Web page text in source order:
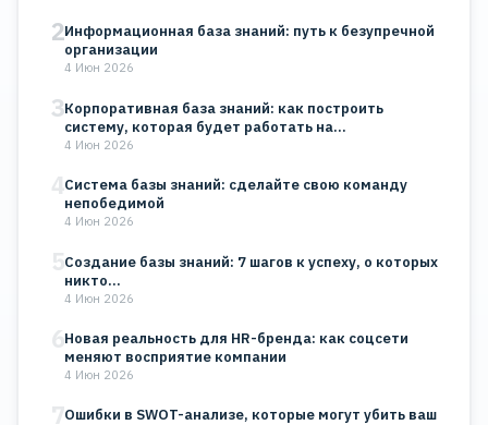
2Информационная база знаний: путь к безупречной
организации
4 Июн 2026
3Корпоративная база знаний: как построить
систему, которая будет работать на…
4 Июн 2026
4Система базы знаний: сделайте свою команду
непобедимой
4 Июн 2026
5Создание базы знаний: 7 шагов к успеху, о которых
никто…
4 Июн 2026
6Новая реальность для HR-бренда: как соцсети
меняют восприятие компании
4 Июн 2026
7Ошибки в SWOT-анализе, которые могут убить ваш